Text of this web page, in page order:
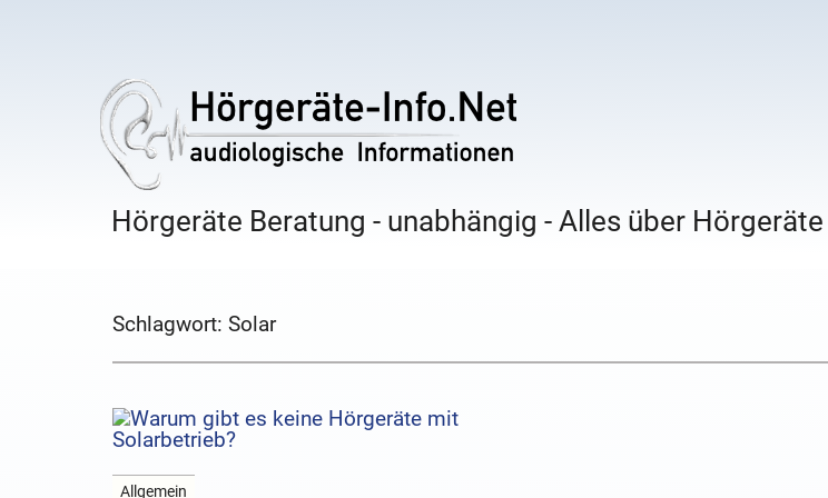
Hörgeräte Beratung - unabhängig - Alles über Hörgeräte
Schlagwort: Solar
Allgemein